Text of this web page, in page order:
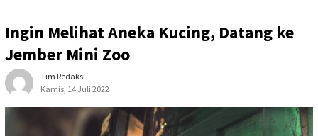
Ingin Melihat Aneka Kucing, Datang ke
Jember Mini Zoo
Tim Redaksi
Kamis, 14 Juli 2022